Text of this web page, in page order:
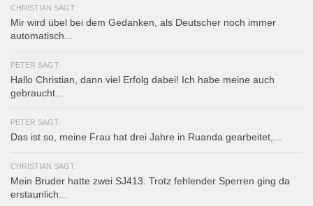
CHRISTIAN SAGT:
Mir wird übel bei dem Gedanken, als Deutscher noch immer
automatisch...
PETER SAGT:
Hallo Christian, dann viel Erfolg dabei! Ich habe meine auch
gebraucht...
PETER SAGT:
Das ist so, meine Frau hat drei Jahre in Ruanda gearbeitet,...
CHRISTIAN SAGT:
Mein Bruder hatte zwei SJ413. Trotz fehlender Sperren ging da
erstaunlich...